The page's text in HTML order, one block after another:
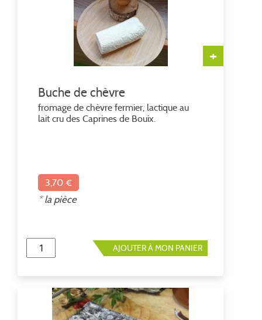
+
Buche de chèvre
fromage de chèvre fermier, lactique au
lait cru des Caprines de Bouix.
3,70 €
* la pièce
AJOUTER À MON PANIER